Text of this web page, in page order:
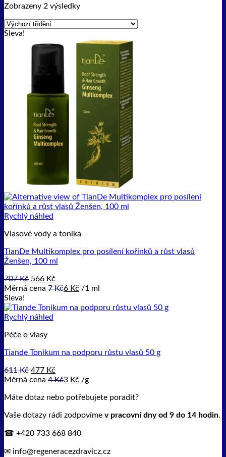
Zobrazeny 2 výsledky
Sleva!
Rychlý náhled
Vlasové vody a tonika
TianDe Multikomplex pro posílení kořínků a růst vlasů
Ženšen, 100 ml
707Kč Původní
cena
707 Kč.
566 Kč
cena
566 Kč.
Měrná cena 7Kč6 Kč /1 ml
Sleva!
Rychlý náhled
Péče o vlasy
Tiande Tonikum na podporu růstu vlasů 50 g
611Kč Původní
cena
611 Kč.
477 Kč
cena
477 Kč.
Měrná cena 4Kč3 Kč /g
Máte dotaz nebo potřebujete poradit?
Vaše dotazy rádi zodpovíme v pracovní dny od 9 do 14 hodin.
☎ +420 733 668 840
✉ info@regeneracezdravicz.cz